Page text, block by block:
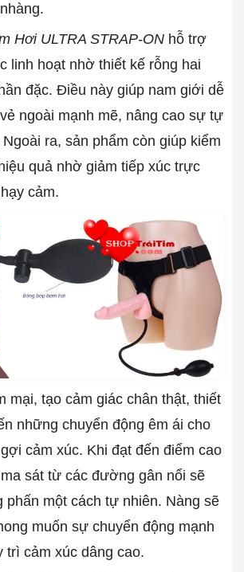
Hơi ULTRA STRAP-ON hỗ trợ
linh hoạt nhờ thiết kế rỗng hai
đặc. Điều này giúp nam giới dễ
ngoài mạnh mẽ, nâng cao sự tự
ra, sản phẩm còn giúp kiểm
quả nhờ giảm tiếp xúc trực
cảm.
mại, tạo cảm giác chân thật, thiết
những chuyển động êm ái cho
cảm xúc. Khi đạt đến điểm cao
sát từ các đường gân nổi sẽ
phấn một cách tự nhiên. Nàng sẽ
muốn sự chuyển động mạnh
trì cảm xúc dâng cao.